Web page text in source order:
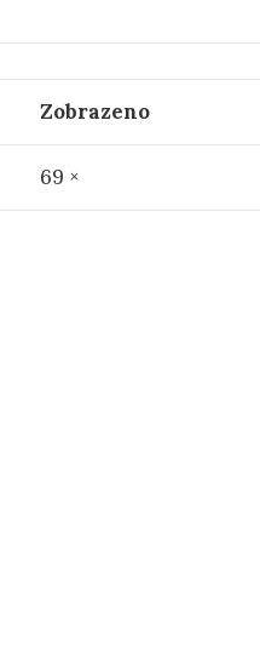
Zobrazeno
69 ×